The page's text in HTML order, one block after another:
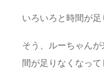
いろいろと時間が足
そう、ルーちゃん
間が足りなくなって